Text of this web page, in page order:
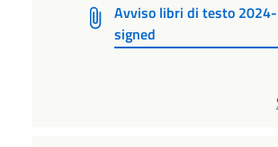
Avviso libri di testo 2024-
signed